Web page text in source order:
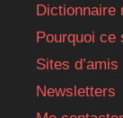
Dictionnaire
Pourquoi ce
Sites d’amis
Newsletters